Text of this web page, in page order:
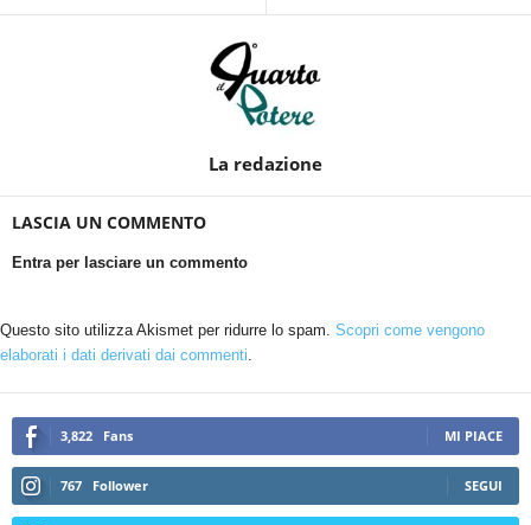
La redazione
LASCIA UN COMMENTO
Entra per lasciare un commento
Questo sito utilizza Akismet per ridurre lo spam. Scopri come vengono
elaborati i dati derivati dai commenti.
3,822 Fans MI PIACE
767 Follower SEGUI